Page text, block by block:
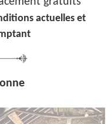
actuelles et